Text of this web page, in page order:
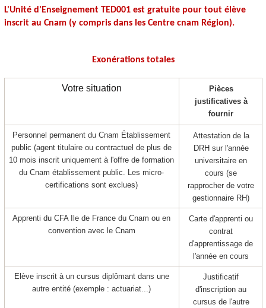
L'Unité d'EnseignementTED001 est gratuite pour tout élève
inscrit au Cnam (y compris dans les Centre cnam Région).
Exonérations totales
Votre situation
Pièces
justificatives à
fournir
Personnel permanent du Cnam Établissement
public (agent titulaire ou contractuel de plus de
10 mois inscrit uniquement à l'offre de formation
du Cnam établissement public. Les micro-
certifications sont exclues)
Attestation de la
DRH sur l'année
universitaire en
cours (se
rapprocher de votre
gestionnaire RH)
Apprenti du CFA Ile de France du Cnam ou en
convention avec le Cnam
Carte d'apprenti ou
contrat
d'apprentissage de
l'année en cours
Elève inscrit à un cursus diplômant dans une
autre entité (exemple : actuariat...)
Justificatif
d'inscription au
cursus de l'autre